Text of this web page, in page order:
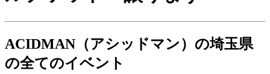
ACIDMAN（アシッドマン）の埼玉県
の全てのイベント